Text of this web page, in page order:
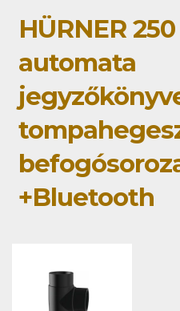
HÜRNER
automata
+Bluetooth